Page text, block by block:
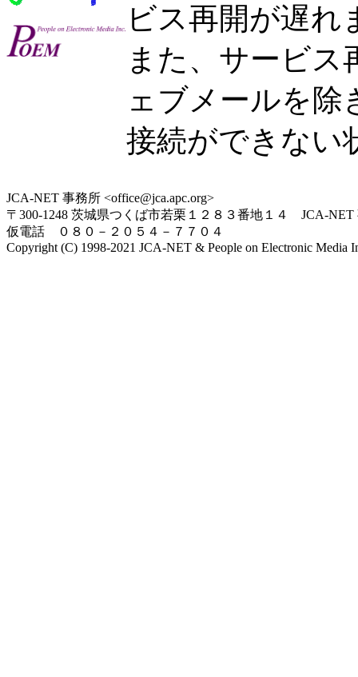
ビス再開が遅れ
また、サービス
ェブメールを除
接続ができない
JCA-NET 事務所 <office@jca.apc.org>
〒300-1248 茨城県つくば市若栗１２８３番地１４ JCA-NET
仮電話 ０８０－２０５４－７７０４
Copyright (C) 1998-2021 JCA-NET & People on Electronic Media